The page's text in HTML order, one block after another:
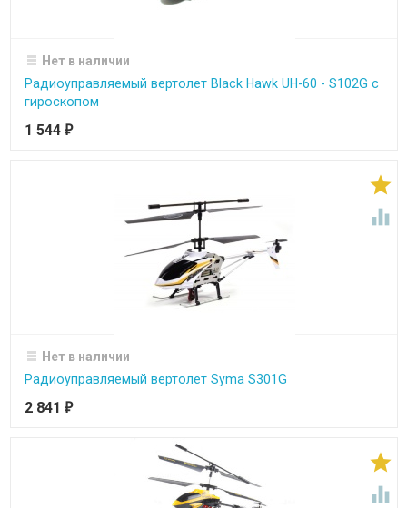
Нет в наличии
Радиоуправляемый вертолет Black Hawk UH-60 - S102G с
гироскопом
1 544 ₽


Нет в наличии
Радиоуправляемый вертолет Syma S301G
2 841 ₽

